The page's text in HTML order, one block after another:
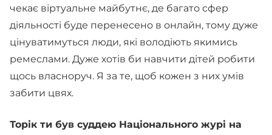
чекає віртуальне майбутнє, де багато сфер
діяльності буде перенесено в онлайн, тому дуже
цінуватимуться люди, які володіють якимись
ремеслами. Дуже хотів би навчити дітей робити
щось власноруч. Я за те, щоб кожен з них умів
забити цвях.
Торік ти був суддею Національного журі на